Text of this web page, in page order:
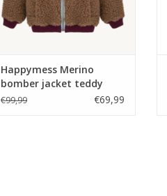
Happymess Merino
bomber jacket teddy
brown -
€99,99 €69,99